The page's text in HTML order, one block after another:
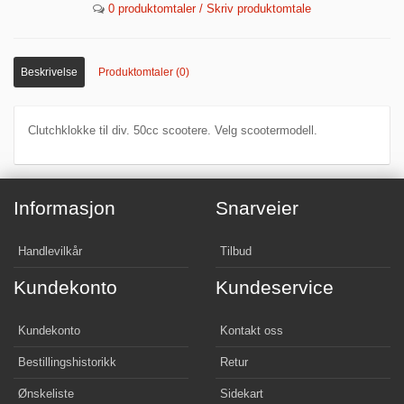
0 produktomtaler / Skriv produktomtale
Beskrivelse Produktomtaler (0)
Clutchklokke til div. 50cc scootere. Velg scootermodell.
Informasjon
Handlevilkår
Snarveier
Tilbud
Kundekonto
Kundekonto
Bestillingshistorikk
Ønskeliste
Kundeservice
Kontakt oss
Retur
Sidekart